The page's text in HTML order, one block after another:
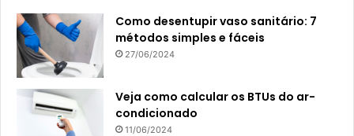
Como desentupir vaso sanitário: 7
métodos simples e fáceis
27/06/2024
Veja como calcular os BTUs do ar-
condicionado
11/06/2024